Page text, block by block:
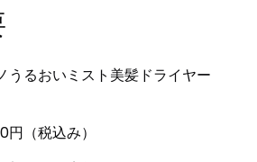
うるおいミスト美髪ドライヤー
円（税込み）